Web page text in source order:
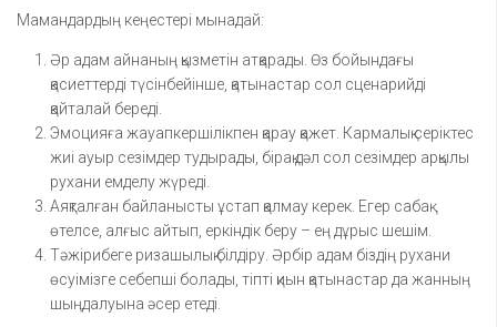
Мамандардың кеңестері мынадай:
Әр адам айнаның қызметін атқарады. Өз бойындағы
қасиеттерді түсінбейінше, қатынастар сол сценарийді
қайталай береді.
Эмоцияға жауапкершілікпен қарау қажет. Кармалық серіктес
жиі ауыр сезімдер тудырады, бірақ дәл сол сезімдер арқылы
рухани емделу жүреді.
Аяқталған байланысты ұстап қалмау керек. Егер сабақ
өтелсе, алғыс айтып, еркіндік беру – ең дұрыс шешім.
Тәжірибеге ризашылық білдіру. Әрбір адам біздің рухани
өсуімізге себепші болады, тіпті қиын қатынастар да жанның
шыңдалуына әсер етеді.